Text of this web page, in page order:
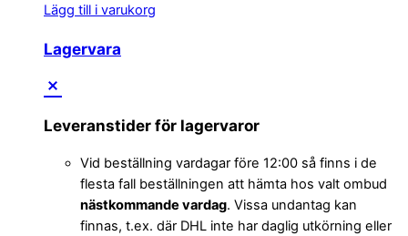
Lägg till i varukorg
Lagervara
Leveranstider för lagervaror
Vid beställning vardagar före 12:00 så finns i de
flesta fall beställningen att hämta hos valt ombud
nästkommande vardag. Vissa undantag kan
finnas, t.ex. där DHL inte har daglig utkörning eller